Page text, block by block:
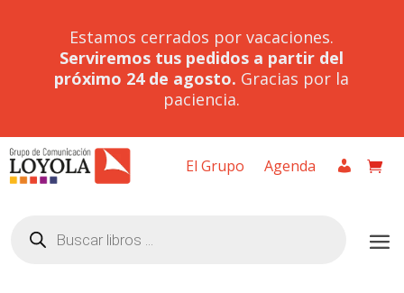
Estamos cerrados por vacaciones.
Serviremos tus pedidos a partir del
próximo 24 de agosto. Gracias por la
paciencia.
El Grupo Agenda
productos